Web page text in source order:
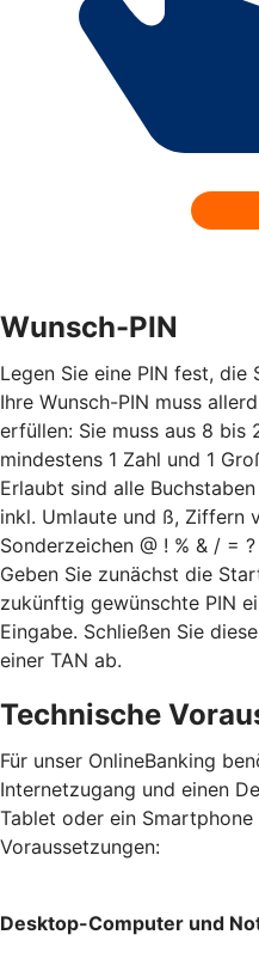
Wunsch-PIN
Legen Sie eine PIN fest, die
Ihre Wunsch-PIN muss
erfüllen: Sie muss aus 8 bis
mindestens 1 Zahl und 1
Erlaubt sind alle
inkl. Umlaute und ß, Ziffern
Sonderzeichen @ ! % & / =
Geben Sie zunächst die
zukünftig gewünschte PIN
Eingabe. Schließen Sie
einer TAN ab.
Technische
Für unser OnlineBanking
Internetzugang und einen
Tablet oder ein
Voraussetzungen:
Desktop-Computer und